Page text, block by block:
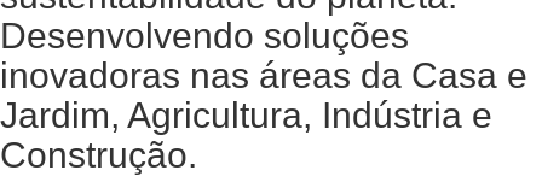
Desenvolvendo soluções
inovadoras nas áreas da Casa e
Jardim, Agricultura, Indústria e
Construção.